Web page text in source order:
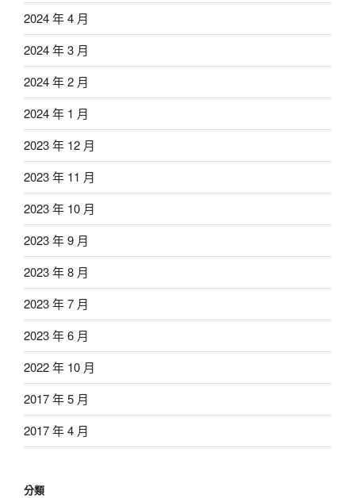
2024 年 4 月
2024 年 3 月
2024 年 2 月
2024 年 1 月
2023 年 12 月
2023 年 11 月
2023 年 10 月
2023 年 9 月
2023 年 8 月
2023 年 7 月
2023 年 6 月
2022 年 10 月
2017 年 5 月
2017 年 4 月
分類